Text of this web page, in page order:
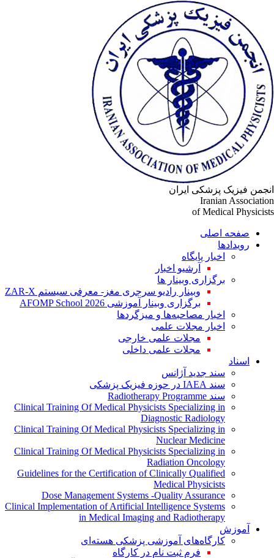
فیزیک پزشکی ایران
Iranian
of Medical
صفحه اصلی
رویدادها
اخبار پایگاه
آرشیو اخبار
برگزاری وبینار ها
وبینار رادیو سرجری مغز- معرفی سیستم ZAR-X
برگزاری وبینار آموزشی AFOMP School 2026
اخبار مصاحبه‌ها و میزگردها
اخبار مجلات علمی
مجلات علمی خارجی
مجلات علمی داخلی
اسناد
سند جدید آژانس
سند IAEA در حوزه فیزیک پزشکی
سند Radiotherapy Programme
Clinical Training Of Medical Physicists Specializing in
Diagnostic Radiology
Clinical Training Of Medical Physicists Specializing in
Nuclear Medicine
Clinical Training Of Medical Physicists Specializing in
Radiation Oncology
Guidelines for the Certification of Clinically Qualified
Medical Physicists
Dose Management Systems -Quality Assurance
Clinical Implementation of Artificial Intelligence Systems
in Medical Imaging and Radiotherapy
آموزش
کارگاه‌های آموزشی پزشکی هسته‌ای
فرم ثبت نام در کارگاه